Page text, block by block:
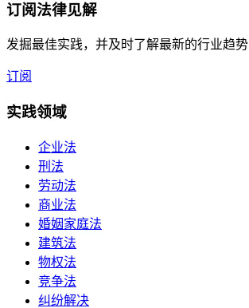
订阅法律见解
发掘最佳实践，并及时了解最新的行业趋势
订阅
实践领域
企业法
刑法
劳动法
商业法
婚姻家庭法
建筑法
物权法
竞争法
纠纷解决